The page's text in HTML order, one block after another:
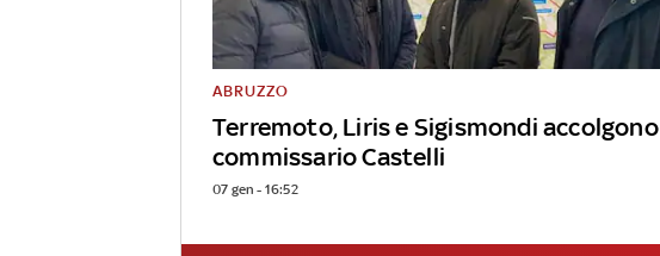
Terremoto, Liris e Sigismondi accolgono
commissario Castelli
ABRUZZO
07 gen - 16:52